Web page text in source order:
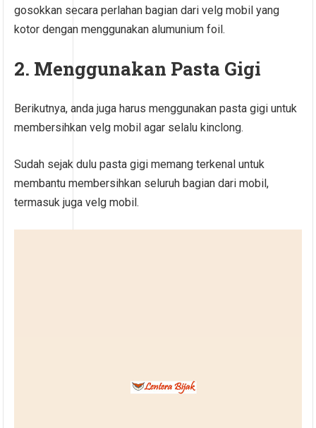
gosokkan secara perlahan bagian dari velg mobil yang
kotor dengan menggunakan alumunium foil.
2. Menggunakan Pasta Gigi
Berikutnya, anda juga harus menggunakan pasta gigi untuk
membersihkan velg mobil agar selalu kinclong.
Sudah sejak dulu pasta gigi memang terkenal untuk
membantu membersihkan seluruh bagian dari mobil,
termasuk juga velg mobil.